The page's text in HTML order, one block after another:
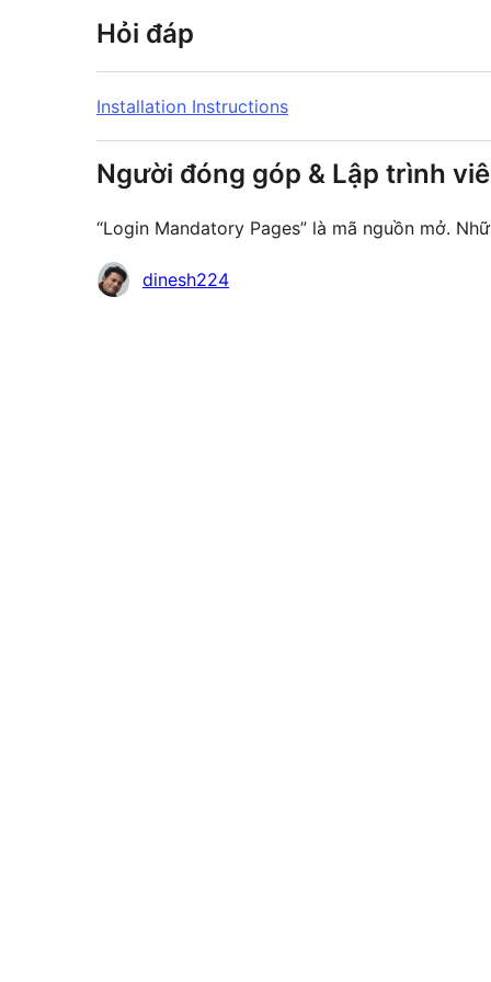
Hỏi đáp
Installation Instructions
Người đóng góp & Lập trình
“Login Mandatory Pages” là mã nguồn mở.
Nhữngdinesh224